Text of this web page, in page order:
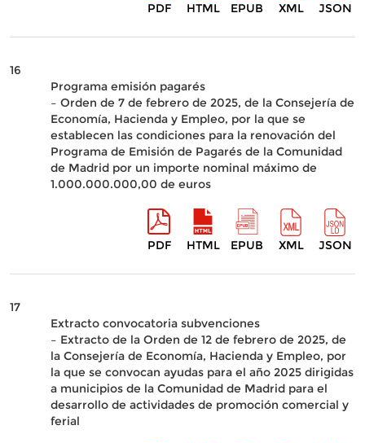
PDF HTML EPUB XML JSON
16
Programa emisión pagarés
– Orden de 7 de febrero de 2025, de la Consejería de
Economía, Hacienda y Empleo, por la que se
establecen las condiciones para la renovación del
Programa de Emisión de Pagarés de la Comunidad
de Madrid por un importe nominal máximo de
1.000.000.000,00 de euros
PDF HTML EPUB XML JSON
17
Extracto convocatoria subvenciones
– Extracto de la Orden de 12 de febrero de 2025, de
la Consejería de Economía, Hacienda y Empleo, por
la que se convocan ayudas para el año 2025 dirigidas
a municipios de la Comunidad de Madrid para el
desarrollo de actividades de promoción comercial y
ferial